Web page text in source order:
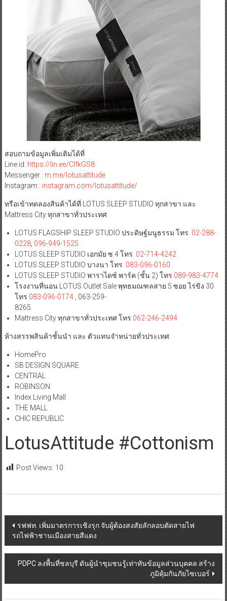
สอบถามข้อมูลเพิ่มเติมได้ที่
Line id: https://lin.ee/ClfkGS8
Messenger : m.me/lotusattitude
Instagram : instagram.com/lotusattitude/
หรือเข้าทดลองสินค้าได้ที่ LOTUS SLEEP STUDIO ทุกสาขา และ
Mattress City ทุกสาขาทั่วประเทศ
LOTUS FLAGSHIP SLEEP STUDIO ประดิษฐ์มนูธรรม โทร. 02-288-
0228, 096-949-1525
LOTUS SLEEP STUDIO เอกมัย ซ.4 โทร. 02-714-4242
LOTUS SLEEP STUDIO บางนา โทร. 083-096-0160
LOTUS SLEEP STUDIO พาราไดซ์ พาร์ค (ชั้น 2) โทร 089-983-4774
โรงงานที่นอน LOTUS Outlet Sale พุทธมณฑลสาย 5 ซอย ไร่ขิง 30
โทร 083-096-0174, 063-259-
8265
Mattress City ทุกสาขาทั่วประเทศ โทร 062-246-2494
ห้างสรรพสินค้าชั้นนำ และ ตัวแทนจำหน่ายทั่วประเทศ
HomePro
SB DESIGN SQUARE
CENTRAL
ROBINSON
Index Living Mall
THE MALL
CHIC REPUBLIC
LotusAttitude #Cottonism
Post Views: 10
Post
navigation
รฟฟท. เพิ่มมาตรการเชิงรุก จับผู้ต้องสงสัยลักลอบตัดสายไฟ
รถไฟฟ้าชานเมืองสายสีแดง
PDPC ลงพื้นที่ชลบุรี ดันผู้นำชุมชนรู้เท่าทันข้อมูลส่วนบุคคล สร้าง
ภูมิคุ้มกันภัยไซเบอร์